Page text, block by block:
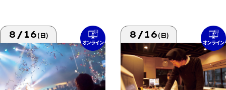
8/16(日) 8/16(日)